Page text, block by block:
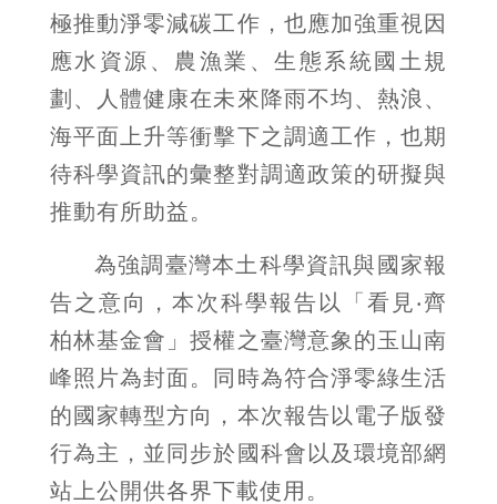
極推動淨零減碳工作，也應加強重視因
應水資源、農漁業、生態系統國土規
劃、人體健康在未來降雨不均、熱浪、
海平面上升等衝擊下之調適工作，也期
待科學資訊的彙整對調適政策的研擬與
推動有所助益。
為強調臺灣本土科學資訊與國家報
告之意向，本次科學報告以「看見‧齊
柏林基金會」授權之臺灣意象的玉山南
峰照片為封面。同時為符合淨零綠生活
的國家轉型方向，本次報告以電子版發
行為主，並同步於國科會以及環境部網
站上公開供各界下載使用。